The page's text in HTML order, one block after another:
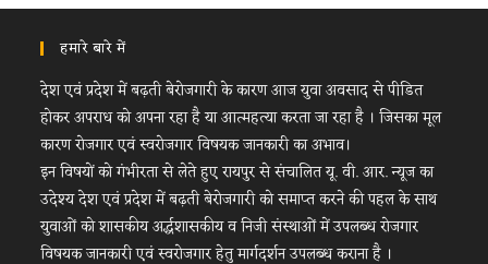
हमारे बारे में
देश एवं प्रदेश में बढ़ती बेरोजगारी के कारण आज युवा अवसाद से पीडित
होकर अपराध को अपना रहा है या आत्महत्या करता जा रहा है । जिसका मूल
कारण रोजगार एवं स्वरोजगार विषयक जानकारी का अभाव।
इन विषयों को गंभीरता से लेते हुए रायपुर से संचालित यू. वी. आर. न्यूज का
उदेश्य देश एवं प्रदेश में बढ़ती बेरोजगारी को समाप्त करने की पहल के साथ
युवाओं को शासकीय अर्द्धशासकीय व निजी संस्थाओं में उपलब्ध रोजगार
विषयक जानकारी एवं स्वरोजगार हेतु मार्गदर्शन उपलब्ध कराना है ।